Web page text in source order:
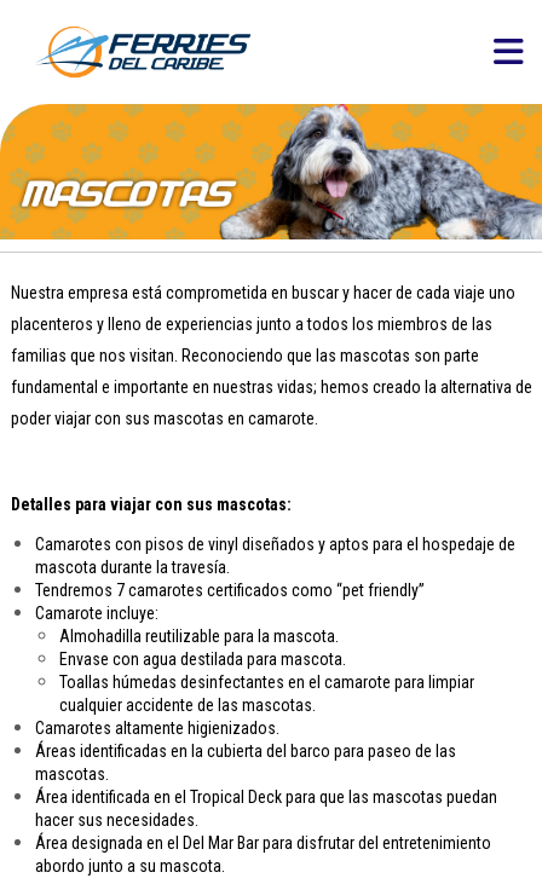
Nuestra empresa está comprometida en buscar y hacer de cada viaje uno
placenteros y lleno de experiencias junto a todos los miembros de las
familias que nos visitan. Reconociendo que las mascotas son parte
fundamental e importante en nuestras vidas; hemos creado la alternativa de
poder viajar con sus mascotas en camarote.
Detalles para viajar con sus mascotas:
Camarotes con pisos de vinyl diseñados y aptos para el hospedaje de
mascota durante la travesía.
Tendremos 7 camarotes certificados como “pet friendly”
Camarote incluye:
Almohadilla reutilizable para la mascota.
Envase con agua destilada para mascota.
Toallas húmedas desinfectantes en el camarote para limpiar
cualquier accidente de las mascotas.
Camarotes altamente higienizados.
Áreas identificadas en la cubierta del barco para paseo de las
mascotas.
Área identificada en el Tropical Deck para que las mascotas puedan
hacer sus necesidades.
Área designada en el Del Mar Bar para disfrutar del entretenimiento
abordo junto a su mascota.